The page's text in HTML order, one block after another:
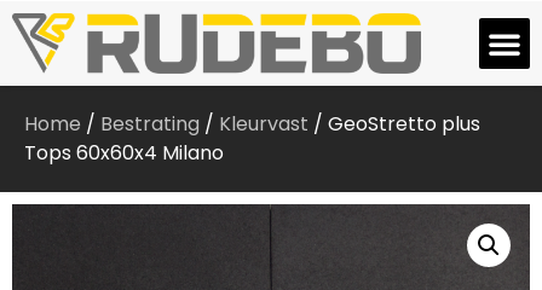
Home / Bestrating / Kleurvast / GeoStretto plus
Tops 60x60x4 Milano